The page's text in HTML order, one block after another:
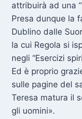
attribuirà ad una
Presa dunque la
Dublino dalle
la cui Regola si
negli “Esercizi
Ed è proprio
sulle pagine del
Teresa matura il
gli uomini».